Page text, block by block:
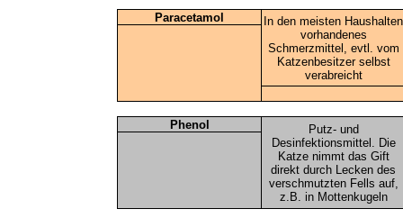
Paracetamol
In den meisten Haushalten
vorhandenes
Schmerzmittel, evtl. vom
Katzenbesitzer selbst
verabreicht
Phenol
Putz- und
Desinfektionsmittel. Die
Katze nimmt das Gift
direkt durch Lecken des
verschmutzten Fells auf,
z.B. in Mottenkugeln